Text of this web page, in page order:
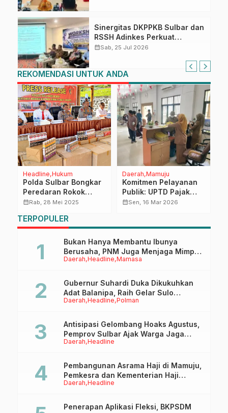
Sinergitas DKPPKB Sulbar dan
RSSH Adinkes Perkuat
Integrasi Program AIDS,
calendar_monthSab, 25 Jul 2026
REKOMENDASI UNTUK ANDA
Headline Hukum
Polda Sulbar Bongkar
Peredaran Rokok
Ilegal, 13.600 Pax dari
calendar_monthRab, 28 Mei 2025
Daerah Mamuju
Komitmen Pelayanan
Publik: UPTD Pajak
Mamuju Tetap
Rp192,6 Juta
calendar_monthSen, 16 Mar 2026
TERPOPULER
Daerah Headline Mamasa
Bukan Hanya Membantu Ibunya
Berusaha, PNM Juga Menjaga Mimpi
Anaknya Untuk Menggapai Cita-Cita
Daerah Headline Polman
Gubernur Suhardi Duka Dikukuhkan
Adat Balanipa, Raih Gelar Sulo
Tappidena
Daerah Headline
Antisipasi Gelombang Hoaks Agustus,
Pemprov Sulbar Ajak Warga Jaga
Ruang Digital
Daerah Headline
Pembangunan Asrama Haji di Mamuju,
Pemkesra dan Kementerian Haji
Sulbar Tinjau Lokasi
Penerapan Aplikasi Fleksi, BKPSDM